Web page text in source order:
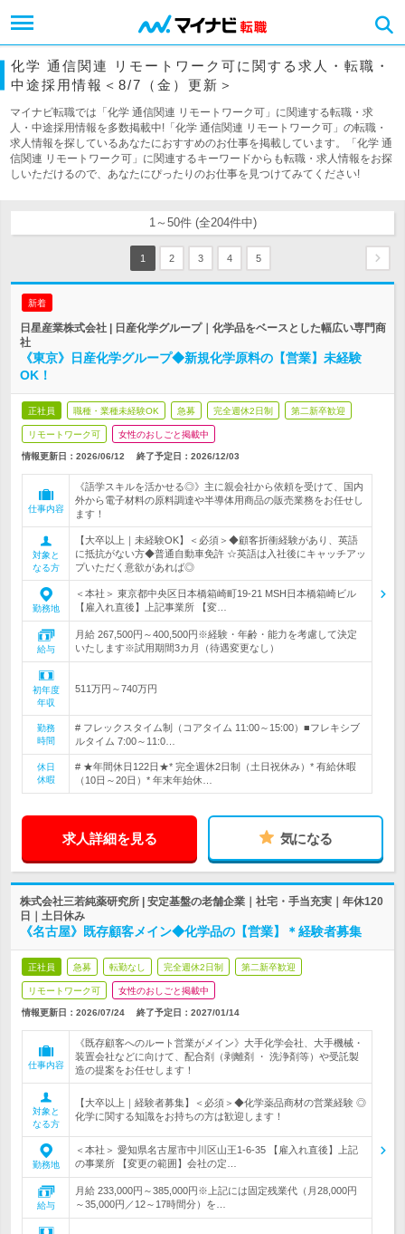
化学 通信関連 リモートワーク可に関する求人・転職・
中途採用情報＜8/7（金）更新＞
マイナビ転職では「化学 通信関連 リモートワーク可」に関連する転職・求
人・中途採用情報を多数掲載中!「化学 通信関連 リモートワーク可」の転職・
求人情報を探しているあなたにおすすめのお仕事を掲載しています。「化学 通
信関連 リモートワーク可」に関連するキーワードからも転職・求人情報をお探
しいただけるので、あなたにぴったりのお仕事を見つけてみてください!
1～50件 (全204件中)
1 2 3 4 5
新着
日星産業株式会社 | 日産化学グループ｜化学品をベースとした幅広い専門商
社
《東京》日産化学グループ◆新規化学原料の【営業】未経験
OK！
正社員 職種・業種未経験OK 急募 完全週休2日制 第二新卒歓迎
リモートワーク可 女性のおしごと掲載中
情報更新日：2026/06/12 終了予定日： 2026/12/03
仕事内容
《語学スキルを活かせる◎》主に親会社から依頼を受けて、国内
外から電子材料の原料調達や半導体用商品の販売業務をお任せし
ます！
対象と
なる方
【大卒以上｜未経験OK】＜必須＞◆顧客折衝経験があり、英語
に抵抗がない方◆普通自動車免許 ☆英語は入社後にキャッチアッ
プいただく意欲があれば◎
勤務地
＜本社＞ 東京都中央区日本橋箱崎町19-21 MSH日本橋箱崎ビル
【雇入れ直後】上記事業所 【変…
給与
月給 267,500円～400,500円※経験・年齢・能力を考慮して決定
いたします※試用期間3カ月（待遇変更なし）
初年度
年収
511万円～740万円
勤務
時間
# フレックスタイム制（コアタイム 11:00～15:00）■フレキシブ
ルタイム 7:00～11:0…
休日
休暇
# ★年間休日122日★* 完全週休2日制（土日祝休み）* 有給休暇
（10日～20日）* 年末年始休…
求人詳細を見る 気になる
株式会社三若純薬研究所 | 安定基盤の老舗企業｜社宅・手当充実｜年休120
日｜土日休み
《名古屋》既存顧客メイン◆化学品の【営業】＊経験者募集
正社員 急募 転勤なし 完全週休2日制 第二新卒歓迎
リモートワーク可 女性のおしごと掲載中
情報更新日：2026/07/24 終了予定日： 2027/01/14
仕事内容
《既存顧客へのルート営業がメイン》大手化学会社、大手機械・
装置会社などに向けて、配合剤（剥離剤 ・ 洗浄剤等）や受託製
造の提案をお任せします！
対象と
なる方
【大卒以上｜経験者募集】＜必須＞◆化学薬品商材の営業経験 ◎
化学に関する知識をお持ちの方は歓迎します！
勤務地
＜本社＞ 愛知県名古屋市中川区山王1-6-35 【雇入れ直後】上記
の事業所 【変更の範囲】会社の定…
給与
月給 233,000円～385,000円※上記には固定残業代（月28,000円
～35,000円／12～17時間分）を…